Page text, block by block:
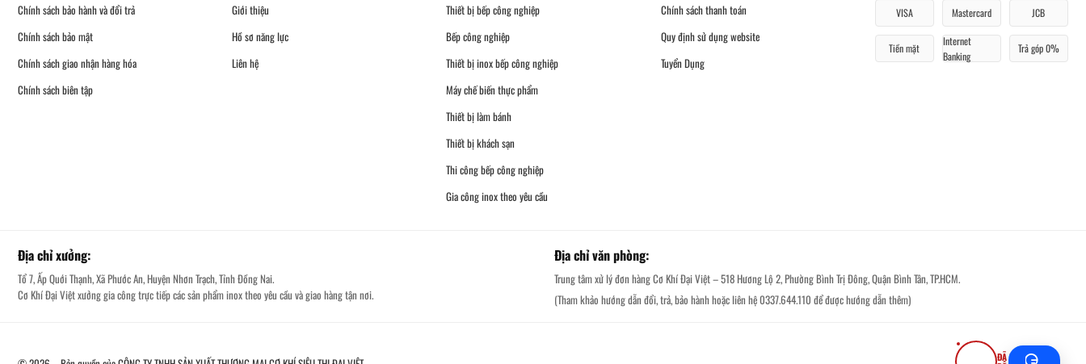
Chính sách bảo hành và đổi trả
Chính sách bảo mật
Chính sách giao nhận hàng hóa
Chính sách biên tập
Giới thiệu
Hồ sơ năng lực
Liên hệ
Thiết bị bếp công nghiệp
Bếp công nghiệp
Thiết bị inox bếp công nghiệp
Máy chế biến thực phẩm
Thiết bị làm bánh
Thiết bị khách sạn
Thi công bếp công nghiệp
Gia công inox theo yêu cầu
Chính sách thanh toán
Quy định sử dụng website
Tuyển Dụng
VISA Mastercard JCB
Tiền mặt
Internet
Banking
Trả góp 0%
Địa chỉ xưởng:
Tổ 7, Ấp Quới Thạnh, Xã Phước An, Huyện Nhơn Trạch, Tỉnh Đồng Nai.
Cơ Khí Đại Việt xưởng gia công trực tiếp các sản phẩm inox theo yêu cầu và giao hàng tận nơi.
Địa chỉ văn phòng:
Trung tâm xử lý đơn hàng Cơ Khí Đại Việt – 518 Hương Lộ 2, Phường Bình Trị Đông, Quận Bình Tân, TP.HCM.
(Tham khảo hướng dẫn đổi, trả, bảo hành hoặc liên hệ 0337.644.110 để được hướng dẫn thêm)
ĐÃ ĐĂNG KÝ